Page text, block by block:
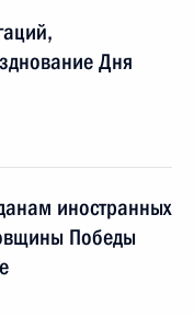
Дня
иностранных
Победы